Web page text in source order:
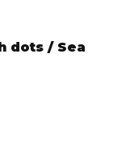
dots / Sea